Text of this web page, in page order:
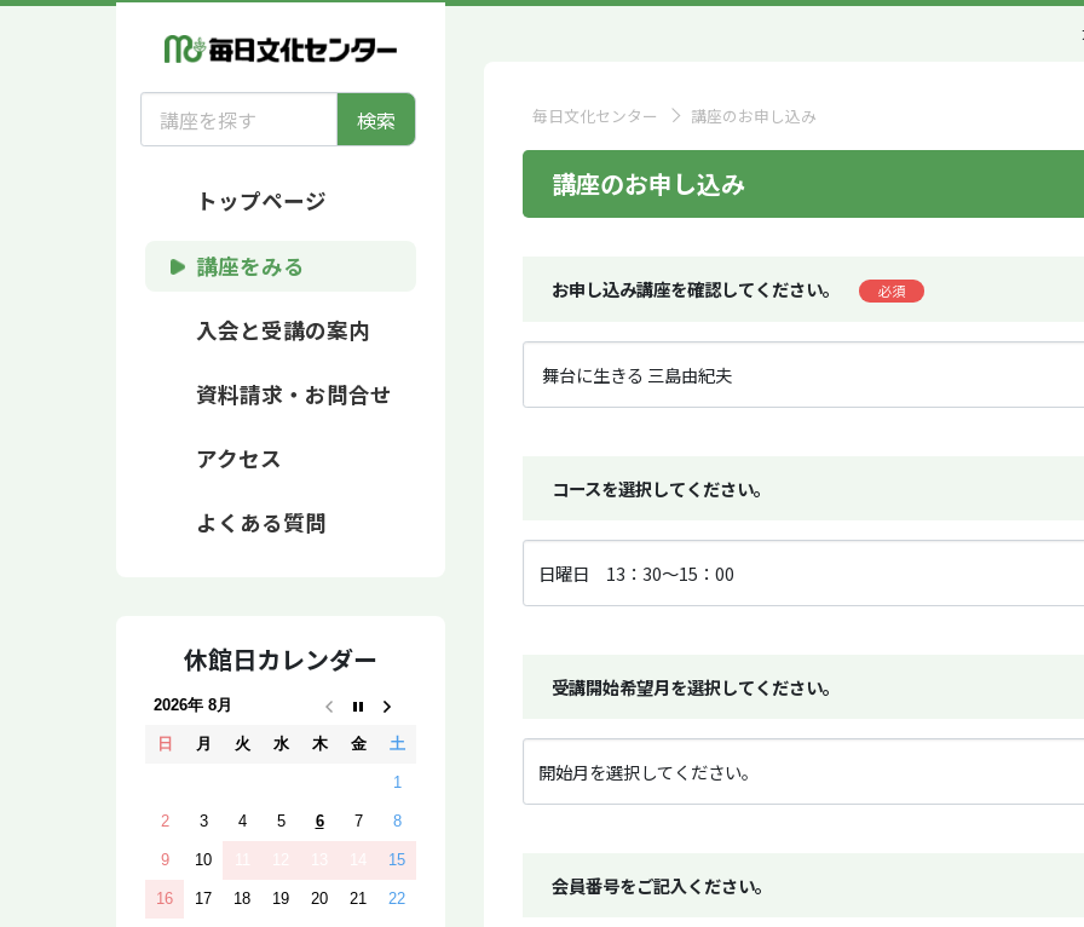
検索
トップページ
講座をみる
入会と受講の案内
資料請求・お問合せ
アクセス
よくある質問
休館日カレンダー
2026年 8月
日 月 火 水 木 金 土
1
2 3 4 5 6 7 8
9 10 15
16 17 18 19 20 21 22
毎日文化センター 講座のお申し込み
講座のお申し込み
お申し込み講座を確認してください。 必須
コースを選択してください。
受講開始希望月を選択してください。
会員番号をご記入ください。